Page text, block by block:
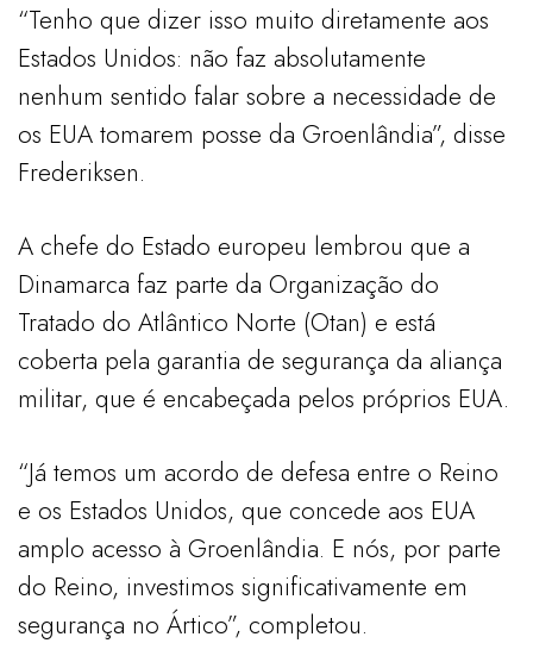
“Tenho que dizer isso muito diretamente aos
Estados Unidos: não faz absolutamente
nenhum sentido falar sobre a necessidade de
os EUA tomarem posse da Groenlândia”, disse
Frederiksen.
A chefe do Estado europeu lembrou que a
Dinamarca faz parte da Organização do
Tratado do Atlântico Norte (Otan) e está
coberta pela garantia de segurança da aliança
militar, que é encabeçada pelos próprios EUA.
“Já temos um acordo de defesa entre o Reino
e os Estados Unidos, que concede aos EUA
amplo acesso à Groenlândia. E nós, por parte
do Reino, investimos significativamente em
segurança no Ártico”, completou.